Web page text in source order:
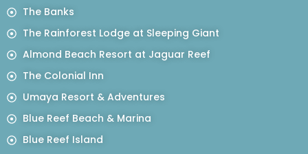
The Banks
The Rainforest Lodge at Sleeping Giant
Almond Beach Resort at Jaguar Reef
The Colonial Inn
Umaya Resort & Adventures
Blue Reef Beach & Marina
Blue Reef Island